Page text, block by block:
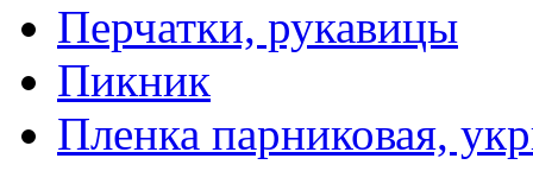
Перчатки, рукавицы
Пикник
Пленка парниковая,